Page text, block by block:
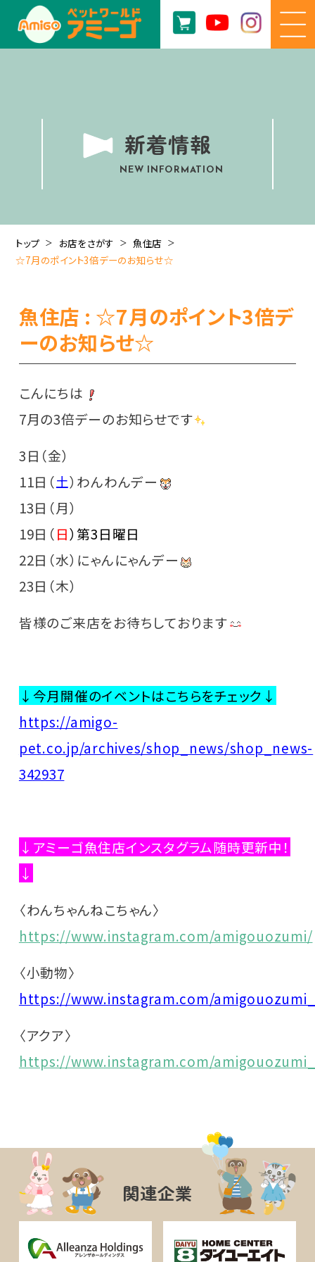
新着情報
NEW INFORMATION
トップ お店をさがす
魚住店
☆7月のポイント3倍デーのお知らせ☆
魚住店 : ☆7月のポイント3倍デ
ーのお知らせ☆
こんにちは
7月の3倍デーのお知らせです
3日（金）
11日（土）わんわんデー
13日（月）
19日（日）第3日曜日
22日（水）にゃんにゃんデー
23日（木）
皆様のご来店をお待ちしております
↓今月開催のイベントはこちらをチェック↓
https://amigo-
pet.co.jp/archives/shop_news/shop_news-
342937
↓アミーゴ魚住店インスタグラム随時更新中！
↓
〈わんちゃんねこちゃん〉
https://www.instagram.com/amigouozumi/
〈小動物〉
https://www.instagram.com/
〈アクア〉
https://www.instagram.com/
関連企業